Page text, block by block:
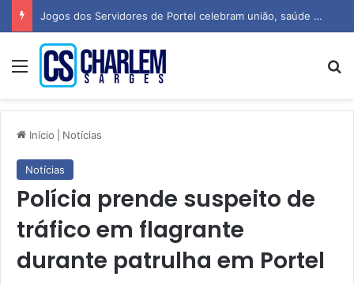
Jogos dos Servidores de Portel celebram união, saúde e espírito esportivo
Menu
Início Notícias
Notícias
Polícia prende suspeito de
tráfico em flagrante
durante patrulha em Portel